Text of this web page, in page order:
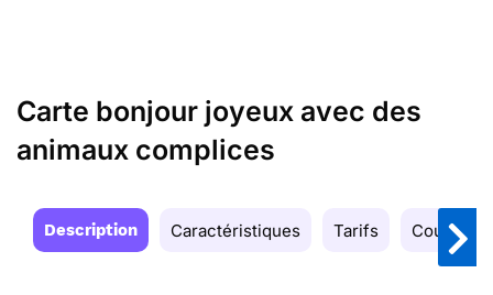
Carte bonjour joyeux avec des
animaux complices
Description Caractéristiques Tarifs Couleurs